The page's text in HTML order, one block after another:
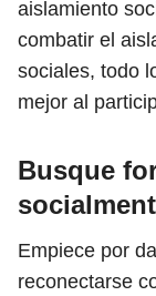
aislamiento
combatir el
sociales, todo
mejor al
Busque
Empiece por
reconectarse